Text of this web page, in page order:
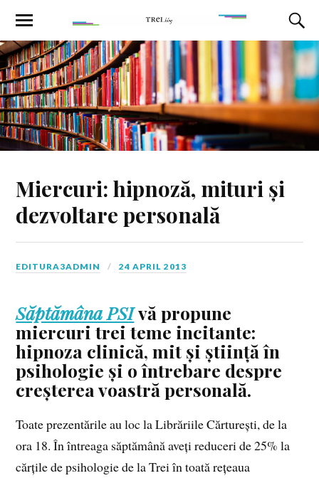
Miercuri: hipnoză, mituri și
dezvoltare personală
EDITURA3ADMIN 24 APRIL 2013
Săptămâna PSIvă propune
miercuri trei teme incitante:
hipnoza clinică, mit și știință în
psihologie și o întrebare despre
creșterea voastră personală.
Toate prezentările au loc la Librăriile Cărturești, de la
ora 18. În întreaga săptămână aveți reduceri de 25% la
cărțile de psihologie de la Trei în toată rețeaua